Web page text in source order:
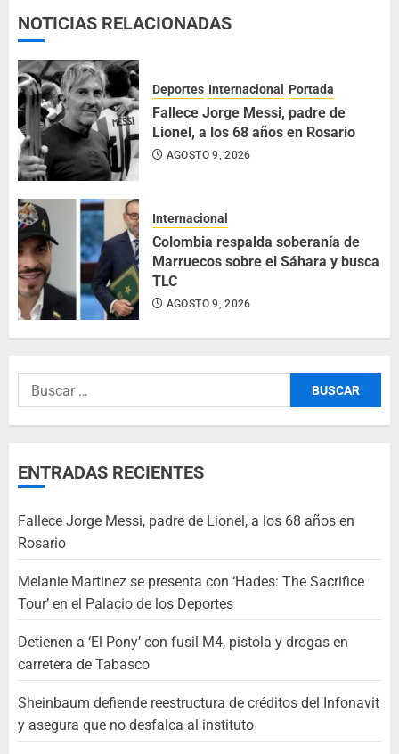
NOTICIAS RELACIONADAS
Deportes Internacional Portada
Fallece Jorge Messi, padre de
Lionel, a los 68 años en Rosario
AGOSTO 9, 2026
Internacional
Colombia respalda soberanía de
Marruecos sobre el Sáhara y busca
TLC
AGOSTO 9, 2026
ENTRADAS RECIENTES
Fallece Jorge Messi, padre de Lionel, a los 68 años en
Rosario
Melanie Martinez se presenta con ‘Hades: The Sacrifice
Tour’ en el Palacio de los Deportes
Detienen a ‘El Pony’ con fusil M4, pistola y drogas en
carretera de Tabasco
Sheinbaum defiende reestructura de créditos del Infonavit
y asegura que no desfalca al instituto